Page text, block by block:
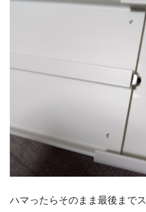
ハマったらそのまま最後まで